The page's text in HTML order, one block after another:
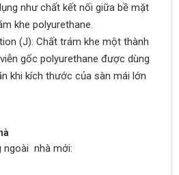
như chất kết nối giữa bề mặt
khe polyurethane.
(J): Chất trám khe một thành
gốc polyurethane được dùng
khi kích thước của sàn mái lớn
ngoài nhà mới: